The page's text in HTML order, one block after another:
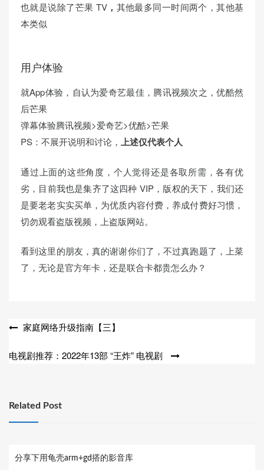
也就是说除了芒果 TV， 其他最多同一时间两个，其他基
本类似
用户体验
就App体验，自认为爱奇艺最佳，腾讯视频次之，优酷然
后芒果
弹幕体验腾讯视频>爱奇艺>优酷>芒果
PS：不展开说明和讨论， 上述仅代表个人
通过上面的这些角度，个人觉得还是各取所需，各有优
劣，目前我也是集齐了这四种 VIP，版权的天下，我们还
是要老老实实买单，为优质内容付费，养成付费好习惯，
切勿观看盗版视频，上盗版网站。
看到这里的朋友，真的谢谢你们了，不过真跑题了，上菜
了，无论是官方年卡，还是联合卡都贵怎么办？
文
导
家庭网络升级指南【三】
电视剧推荐：2022年13部 “王炸” 电视剧
Related Post
分享下用龟壳arm+gd搭的影音库